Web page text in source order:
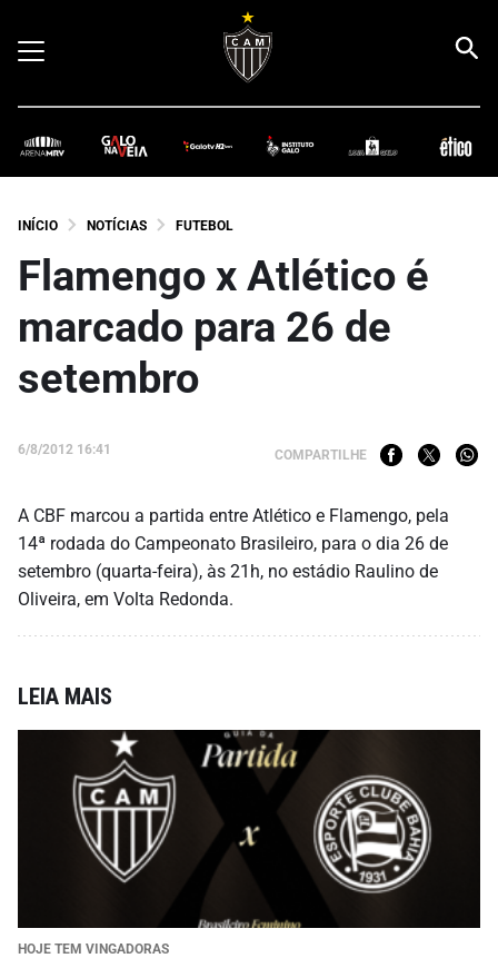
INÍCIO NOTÍCIAS FUTEBOL
Flamengo x Atlético é
marcado para 26 de
setembro
6/8/2012 16:41 COMPARTILHE
A CBF marcou a partida entre Atlético e Flamengo, pela
14ª rodada do Campeonato Brasileiro, para o dia 26 de
setembro (quarta-feira), às 21h, no estádio Raulino de
Oliveira, em Volta Redonda.
LEIA MAIS
HOJE TEM VINGADORAS